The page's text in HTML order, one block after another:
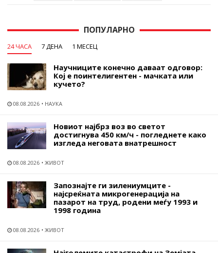
ПОПУЛАРНО
24 ЧАСА 7 ДЕНА 1 МЕСЕЦ
Научниците конечно даваат одговор:
Кој е поинтелигентен - мачката или
кучето?
08.08.2026 НАУКА
Новиот најбрз воз во светот
достигнува 450 км/ч - погледнете како
изгледа неговата внатрешност
08.08.2026 ЖИВОТ
Запознајте ги зилениумците -
најсреќната микрогенерација на
пазарот на труд, родени меѓу 1993 и
1998 година
08.08.2026 ЖИВОТ